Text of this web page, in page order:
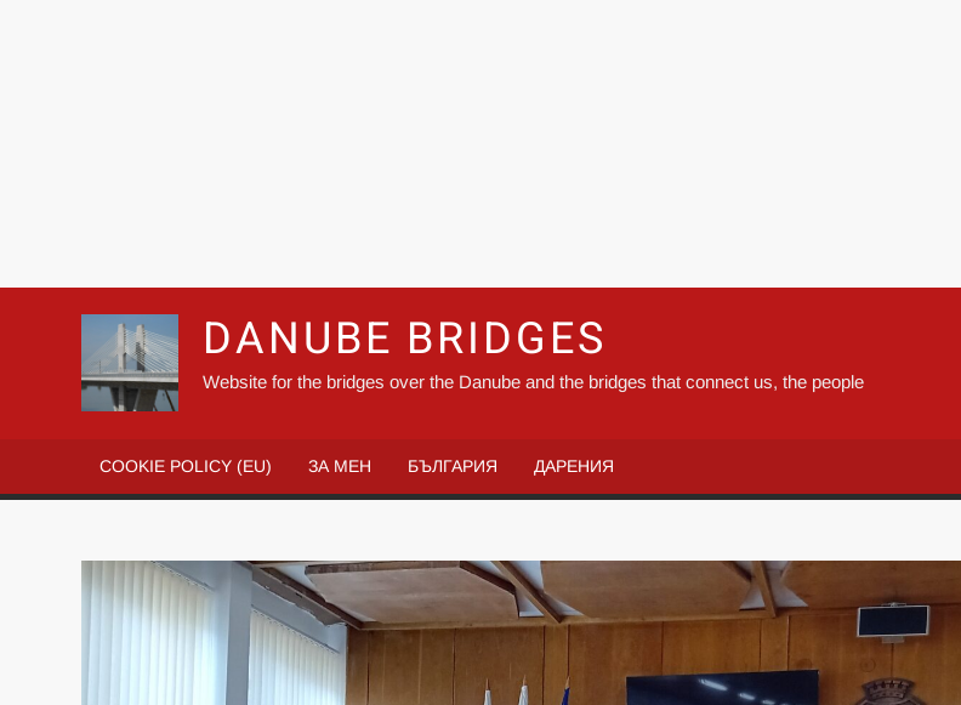
DANUBE BRIDGES
Website for the bridges over the Danube and the bridges that connect us, the people
COOKIE POLICY (EU) ЗА МЕН БЪЛГАРИЯ ДАРЕНИЯ